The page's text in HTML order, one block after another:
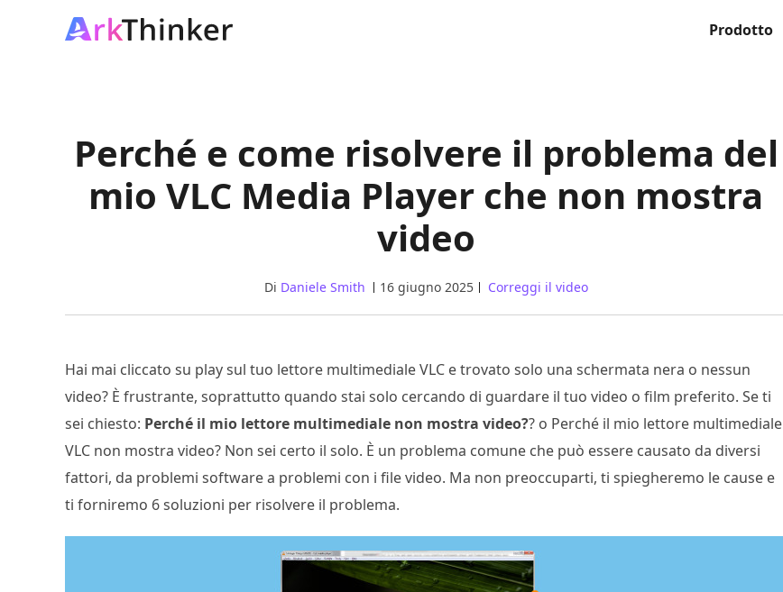
Prodotto
Perché e come risolvere il problema del
mio VLC Media Player che non mostra
video
Di Daniele Smith 16 giugno 2025 Correggi il video
Hai mai cliccato su play sul tuo lettore multimediale VLC e trovato solo una schermata nera o nessun
video? È frustrante, soprattutto quando stai solo cercando di guardare il tuo video o film preferito. Se ti
sei chiesto: Perché il mio lettore multimediale non mostra video?? o Perché il mio lettore multimediale
VLC non mostra video? Non sei certo il solo. È un problema comune che può essere causato da diversi
fattori, da problemi software a problemi con i file video. Ma non preoccuparti, ti spiegheremo le cause e
ti forniremo 6 soluzioni per risolvere il problema.